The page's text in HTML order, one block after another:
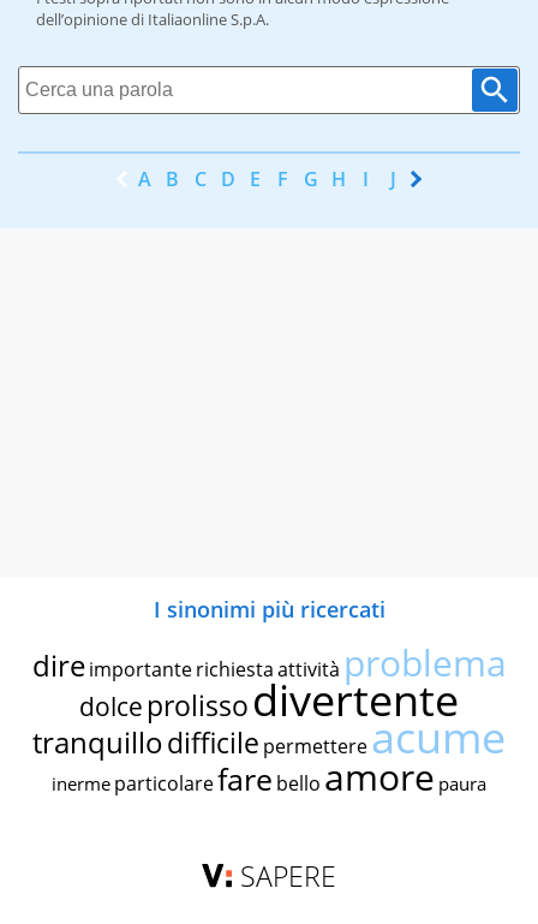
dell’opinione di Italiaonline S.p.A.
A B C D E F G H I J K
I sinonimi più ricercati
dire importante richiestaattività problema
dolce prolissodivertente
tranquillodifficile permettereacume
inerme particolarefare bello amore paura
SAPERE